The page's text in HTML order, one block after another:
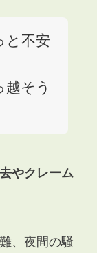
と不安
そう
やクレーム
、夜間の騒